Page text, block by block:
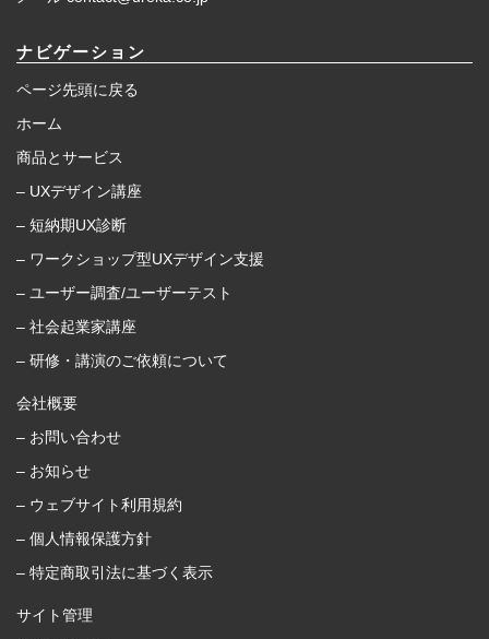
ナビゲーション
ページ先頭に戻る
ホーム
商品とサービス
– UXデザイン講座
– 短納期UX診断
– ワークショップ型UXデザイン支援
– ユーザー調査/ユーザーテスト
– 社会起業家講座
– 研修・講演のご依頼について
会社概要
– お問い合わせ
– お知らせ
– ウェブサイト利用規約
– 個人情報保護方針
– 特定商取引法に基づく表示
サイト管理